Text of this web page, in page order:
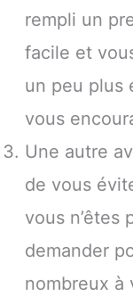
rempli un
facile et
un peu plus
vous
Une autre
de vous
vous n’êtes
demander
nombreux à